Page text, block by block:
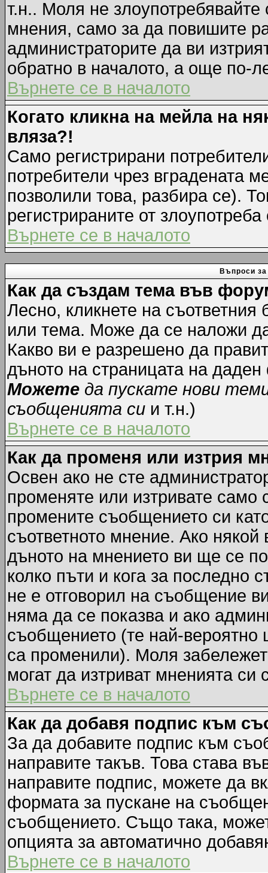
т.н.. Моля не
мнения, само за да повишите
администраторите да ви
обратно в началото, а още по-
Върнете се в началото
Когато кликна на мейла на
вляза?!
Само регистрирани
потребители чрез вградената
позволили това, разбира се).
регистрираните от
Върнете се в началото
Въпроси
Как да създам тема във
Лесно, кликнете на
или тема. Може да се наложи
Какво ви е разрешено да
дъното на страницата на
Можете да пускате нови
съобщенията си и т.н.)
Върнете се в началото
Как да променя или изтрия
Освен ако не сте
променяте или изтривате
промените съобщението си
съответното мнение. Ако
дъното на мнението ви ще се
колко пъти и кога за последно
не е отговорил на съобщение
няма да се показва и ако
съобщението (те най-
са променили). Моля
могат да изтриват мненията си
Върнете се в началото
Как да добавя подпис към
За да добавите подпис към
направите такъв. Това става
направите подпис, можете да
формата за пускане на
съобщението. Също така,
опцията за автоматично
Върнете се в началото